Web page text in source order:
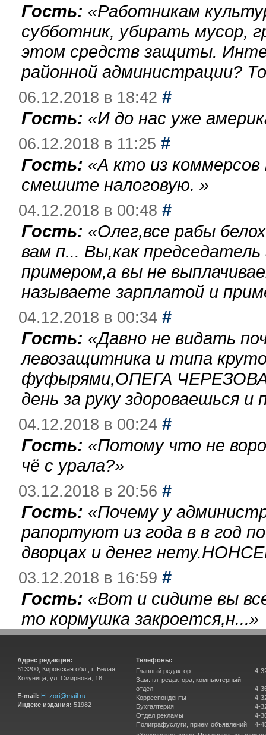
Гость: «Работникам
субботник, убирать мусор,
этом средств защиты.
районной администрации?
06.12.2018 в 18:42 #
Гость: «И до нас уже
06.12.2018 в 11:25 #
Гость: «А кто из
смешите налоговую. »
04.12.2018 в 00:48 #
Гость: «Олег,все рабы
вам п... Вы,как
примером,а вы не
называете зарплатой и
04.12.2018 в 00:34 #
Гость: «Давно не видать
левозащитника и типа
фуфырями,ОПЕГА
день за руку здороваешься
04.12.2018 в 00:24 #
Гость: «Потому что не
чё с урала?»
03.12.2018 в 20:56 #
Гость: «Почему у
рапортуют из года в в год
дворцах и денег
03.12.2018 в 16:59 #
Гость: «Вот и сидите вы
то кормушка закроется,н...»
Адрес редакции:
613200, Кировская обл., г. Белая
Холуница, ул. Смирнова, 18
E-mail: H_zori@mail.ru
Индекс издания: 51982
Телефоны:
Главный редактор
Зам. гл. редактора, компьютерный
отдел
Корреспонденты
Бухгалтерия
Отдел рекламы
Полиграфуслуги, прием объявлений
4-
4-
4-
4-
4-
4-